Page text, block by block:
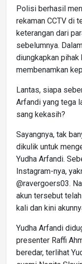
Polisi berhasil
rekaman CCTV di
keterangan dari
sebelumnya.
diungkapkan
membenamkan
Lantas, siapa
Arfandi yang tega
sang kekasih?
Sayangnya, tak
dikulik untuk
Yudha Arfandi.
Instagram-nya,
@ravergoers03.
akun tersebut
kali dan kini
Yudha Arfandi
presenter Raffi
beredar, terlihat